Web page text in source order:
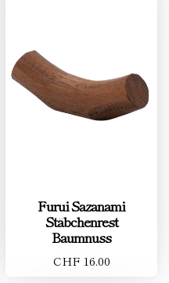
Furui Sazanami
Stäbchenrest
Baumnuss
CHF 16.00